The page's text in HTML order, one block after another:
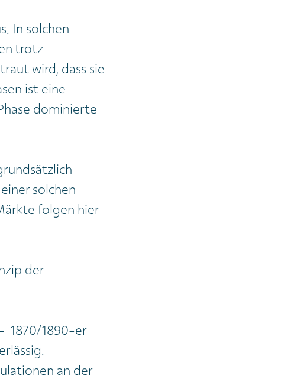
In solchen
trotz
wird, dass sie
ist eine
dominierte
solchen
folgen hier
der
1870/1890-er
an der